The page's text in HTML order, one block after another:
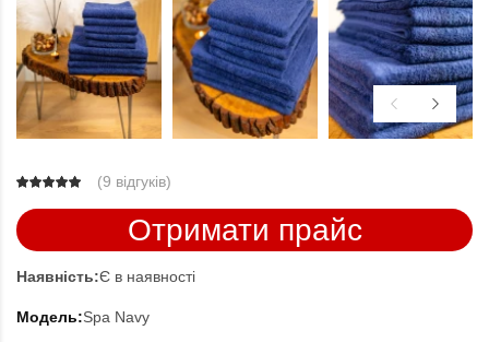
(9 відгуків)
Отримати прайс
Наявність:Є в наявності
Модель:Spa Navy